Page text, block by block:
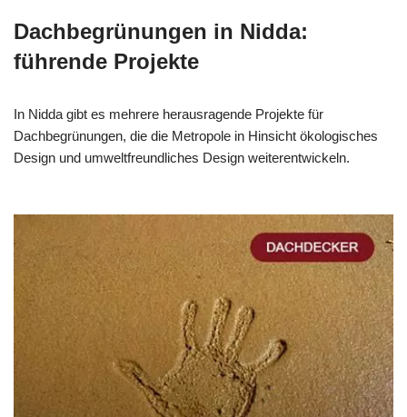
Dachbegrünungen in Nidda:
führende Projekte
In Nidda gibt es mehrere herausragende Projekte für
Dachbegrünungen, die die Metropole in Hinsicht ökologisches
Design und umweltfreundliches Design weiterentwickeln.